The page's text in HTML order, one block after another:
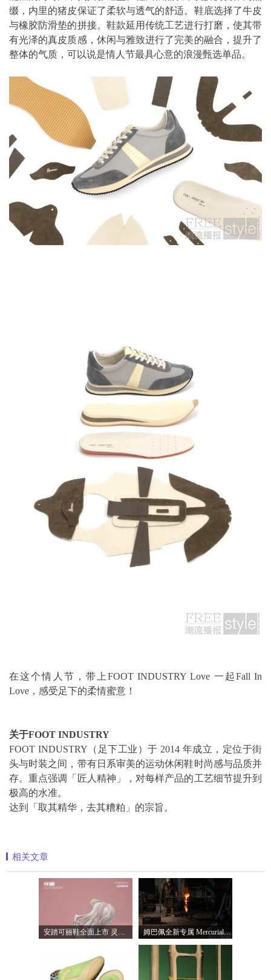
缀，内里的猪皮保证了柔软与透气的舒适。鞋底选择了牛皮
与橡胶防滑垫的拼接。鞋款延用传统工艺进行打磨，使其带
有光泽的真皮质感，休闲与雅致进行了完美的融合，提升了
整体的气质，可以说是情人节最具心意的浪漫甄选单品。
在这个情人节，带上FOOT INDUSTRY Love 一起Fall In
Love，感受足下的柔情蜜意！
关于FOOT INDUSTRY
FOOT INDUSTRY（足下工业）于 2014 年成立，定位于街
头与时装之间，带有日系审美的运动休闲鞋时尚感与品质并
存。重点强调「匠人精神」，对每样产品的工艺细节提升到
极高的水准。
达到「取其精华，去其糟粕」的宗旨。
相关文章
姆巴佩全新专属 Mercurial Superfly 足球鞋，